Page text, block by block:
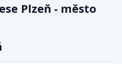
Plzeň - město